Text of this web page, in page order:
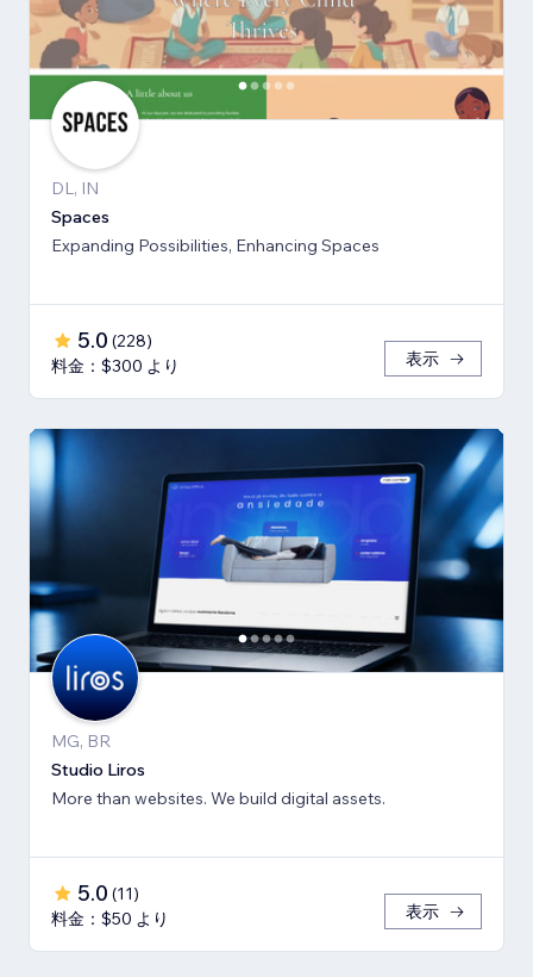
DL, IN
Spaces
Expanding Possibilities, Enhancing Spaces
5.0 (228)
料金：$300 より
表示
MG, BR
Studio Liros
More than websites. We build digital assets.
5.0 (11)
料金：$50 より
表示